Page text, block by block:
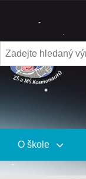
O škole